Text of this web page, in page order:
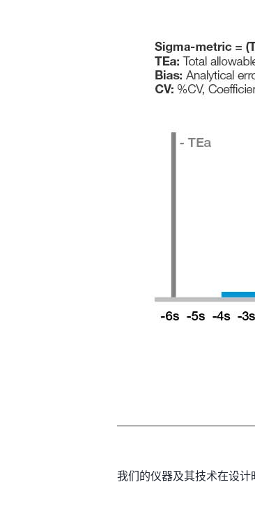
我们的仪器及其技术在设计